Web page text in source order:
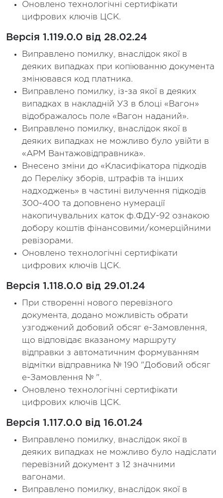
Оновлено технологічні сертифікати
цифрових ключів ЦСК.
Версія 1.119.0.0 від 28.02.24
Виправлено помилку, внаслідок якої в
деяких випадках при копіюванню документа
змінювався код платника.
Виправлено помилку, із-за якої в деяких
випадках в накладній УЗ в блоці «Вагон»
відображалось поле «Вагон наданий».
Виправлено помилку, внаслідок якої в
деяких випадках не можливо було увійти в
«АРМ Вантажовідправника».
Внесено зміни до «Класифікатора підкодів
до Переліку зборів, штрафів та інших
надходжень» в частині вилучення підкодів
300-400 та доповнено нумерації
накопичувальних каток ф.ФДУ-92 ознакою
добору коштів фінансовими/комерційними
ревізорами.
Оновлено технологічні сертифікати
цифрових ключів ЦСК.
Версія 1.118.0.0 від 29.01.24
При створенні нового перевізного
документа, додано можливість обрати
узгоджений добовий обсяг е-Замовлення,
що відповідає вказаному маршруту
відправки з автоматичним формуванням
відмітки відправника № 190 "Добовий обсяг
е-Замовлення № ".
Оновлено технологічні сертифікати
цифрових ключів ЦСК.
Версія 1.117.0.0 від 16.01.24
Виправлено помилку, внаслідок якої в
деяких випадках не можливо було надіслати
перевізний документ з 12 значними
вагонами.
Виправлено помилку, внаслідок якої в